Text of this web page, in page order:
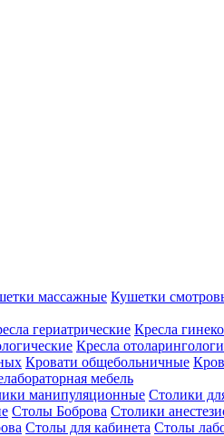
массажные Кушетки
гериатрические Кресла
Кресла
Кровати общебольничные
мебель
манипуляционные Столики
Столы Боброва Столики
Столы для кабинета Столы